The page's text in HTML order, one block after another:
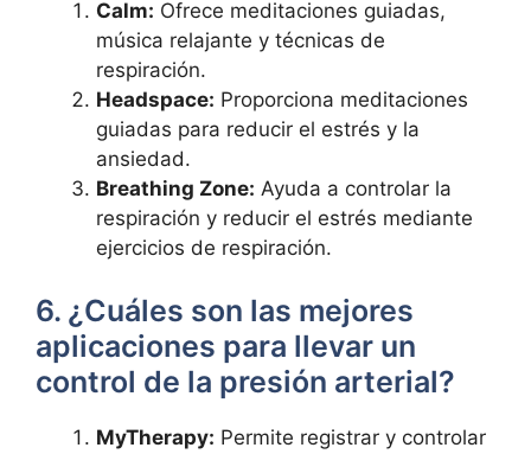
Calm: Ofrece meditaciones guiadas,
música relajante y técnicas de
respiración.
Headspace: Proporciona meditaciones
guiadas para reducir el estrés y la
ansiedad.
Breathing Zone: Ayuda a controlar la
respiración y reducir el estrés mediante
ejercicios de respiración.
6. ¿Cuáles son las mejores
aplicaciones para llevar un
control de la presión arterial?
MyTherapy: Permite registrar y controlar